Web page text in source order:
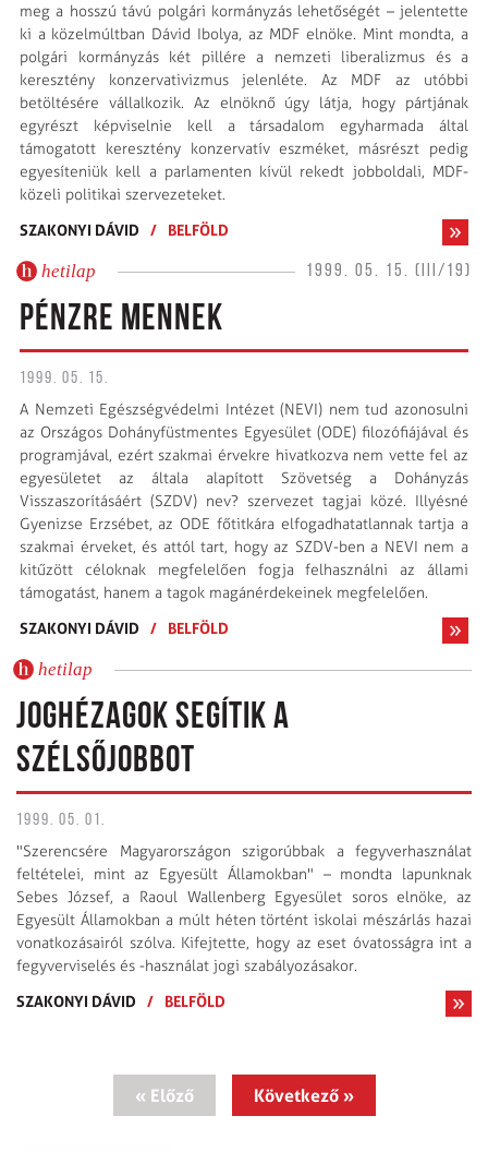
meg a hosszú távú polgári kormányzás lehetőségét – jelentette
ki a közelmúltban Dávid Ibolya, az MDF elnöke. Mint mondta, a
polgári kormányzás két pillére a nemzeti liberalizmus és a
keresztény konzervativizmus jelenléte. Az MDF az utóbbi
betöltésére vállalkozik. Az elnöknő úgy látja, hogy pártjának
egyrészt képviselnie kell a társadalom egyharmada által
támogatott keresztény konzervatív eszméket, másrészt pedig
egyesíteniük kell a parlamenten kívül rekedt jobboldali, MDF-
közeli politikai szervezeteket.
SZAKONYI DÁVID
/ BELFÖLD
hetilap 1999. 05. 15. (III/19)
PÉNZRE MENNEK
1999. 05. 15.
A Nemzeti Egészségvédelmi Intézet (NEVI) nem tud azonosulni
az Országos Dohányfüstmentes Egyesület (ODE) filozófiájával és
programjával, ezért szakmai érvekre hivatkozva nem vette fel az
egyesületet az általa alapított Szövetség a Dohányzás
Visszaszorításáért (SZDV) nev? szervezet tagjai közé. Illyésné
Gyenizse Erzsébet, az ODE főtitkára elfogadhatatlannak tartja a
szakmai érveket, és attól tart, hogy az SZDV-ben a NEVI nem a
kitűzött céloknak megfelelően fogja felhasználni az állami
támogatást, hanem a tagok magánérdekeinek megfelelően.
SZAKONYI DÁVID
/ BELFÖLD
hetilap
JOGHÉZAGOK SEGÍTIK A
SZÉLSŐJOBBOT
1999. 05. 01.
"Szerencsére Magyarországon szigorúbbak a fegyverhasználat
feltételei, mint az Egyesült Államokban" – mondta lapunknak
Sebes József, a Raoul Wallenberg Egyesület soros elnöke, az
Egyesült Államokban a múlt héten történt iskolai mészárlás hazai
vonatkozásairól szólva. Kifejtette, hogy az eset óvatosságra int a
fegyverviselés és -használat jogi szabályozásakor.
SZAKONYI DÁVID
/ BELFÖLD
« Előző Következő »